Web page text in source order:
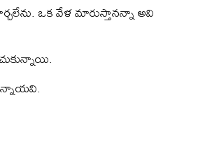
ఒక వేళ మారుస్తానన్నా అవి